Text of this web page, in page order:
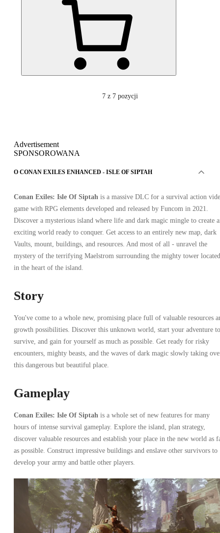
7 z 7 pozycji
Advertisement
SPONSOROWANA
O CONAN EXILES ENHANCED - ISLE OF SIPTAH
Conan Exiles: Isle Of Siptah is a massive DLC for a survival action
game with RPG elements developed and released by Funcom in 2021.
Discover a mysterious island where life and dark magic mingle to create
exciting world ready to conquer. Get access to an entirely new map, dark
Vaults, mount, buildings, and resources. And most of all - unravel the
mystery of the terrifying Maelstrom surrounding the mighty tower located
in the heart of the island.
Story
You've come to a whole new, promising place full of valuable resources
growth possibilities. Discover this unknown world, start your adventure to
survive, and gain for yourself as much as possible. Get ready for risky
encounters, mighty beasts, and the waves of dark magic slowly taking
this dangerous but beautiful place.
Gameplay
Conan Exiles: Isle Of Siptah is a whole set of new features for many
hours of intense survival gameplay. Explore the island, plan strategy,
discover valuable resources and establish your place in the new world as
as possible. Construct impressive buildings and enslave other survivors to
develop your army and battle other players.